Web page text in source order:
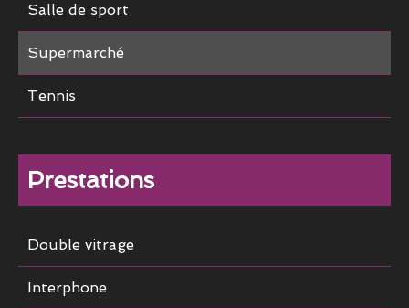
Salle de sport
Supermarché
Tennis
Prestations
Double vitrage
Interphone